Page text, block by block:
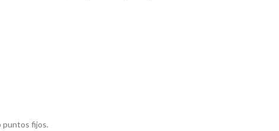
puntos fijos.